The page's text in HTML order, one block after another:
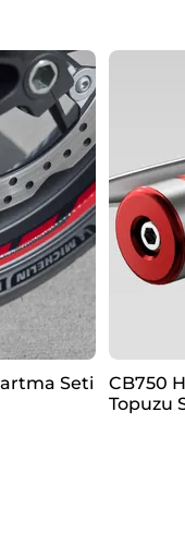
Seti
CB750
Topuzu